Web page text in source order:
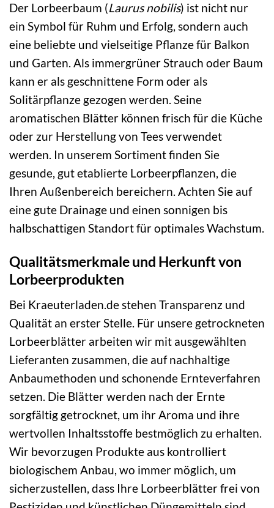
Der Lorbeerbaum (Laurus nobilis) ist nicht nur
ein Symbol für Ruhm und Erfolg, sondern auch
eine beliebte und vielseitige Pflanze für Balkon
und Garten. Als immergrüner Strauch oder Baum
kann er als geschnittene Form oder als
Solitärpflanze gezogen werden. Seine
aromatischen Blätter können frisch für die Küche
oder zur Herstellung von Tees verwendet
werden. In unserem Sortiment finden Sie
gesunde, gut etablierte Lorbeerpflanzen, die
Ihren Außenbereich bereichern. Achten Sie auf
eine gute Drainage und einen sonnigen bis
halbschattigen Standort für optimales Wachstum.
Qualitätsmerkmale und Herkunft von
Lorbeerprodukten
Bei Kraeuterladen.de stehen Transparenz und
Qualität an erster Stelle. Für unsere getrockneten
Lorbeerblätter arbeiten wir mit ausgewählten
Lieferanten zusammen, die auf nachhaltige
Anbaumethoden und schonende Ernteverfahren
setzen. Die Blätter werden nach der Ernte
sorgfältig getrocknet, um ihr Aroma und ihre
wertvollen Inhaltsstoffe bestmöglich zu erhalten.
Wir bevorzugen Produkte aus kontrolliert
biologischem Anbau, wo immer möglich, um
sicherzustellen, dass Ihre Lorbeerblätter frei von